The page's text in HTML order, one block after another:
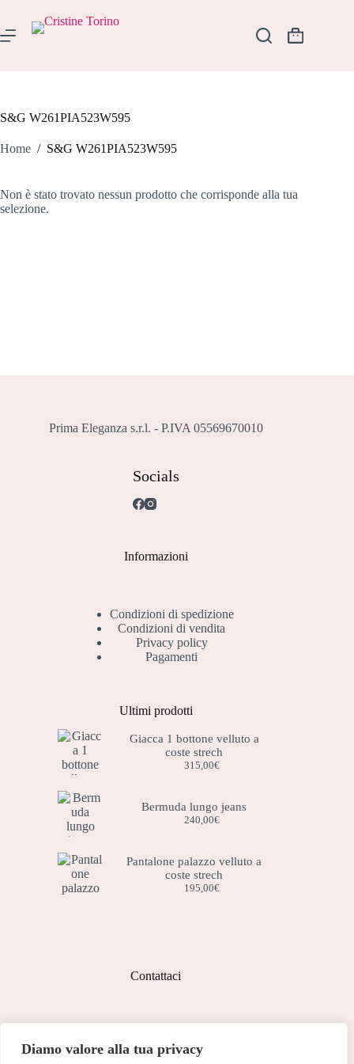
Diamo valore alla tua privacy
contenuto
Carrello
S&G W261PIA523W595
Home / S&G W261PIA523W595
Non è stato trovato nessun prodotto che corrisponde alla tua
selezione.
Prima Eleganza s.r.l. - P.IVA 05569670010
Socials
Informazioni
Condizioni di spedizione
Condizioni di vendita
Privacy policy
Pagamenti
Ultimi prodotti
Giacca 1 bottone velluto a
coste strech
315,00€
Bermuda lungo jeans
240,00€
Pantalone palazzo velluto a
coste strech
195,00€
Contattaci
Corso Peschiera, 279 10141